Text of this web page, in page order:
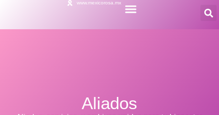
www.mexicorosa.mx
Aliados